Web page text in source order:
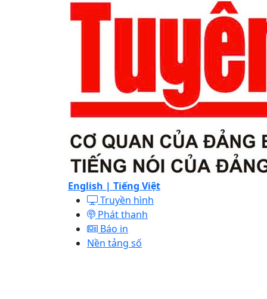
English | Tiếng Việt
Truyền hình
Phát thanh
Báo in
Nền tảng số